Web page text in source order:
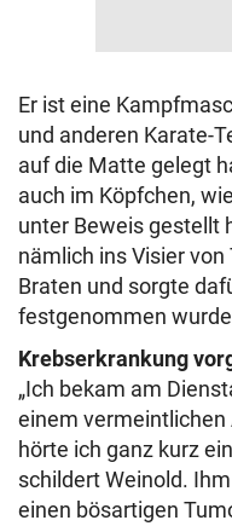
Er ist eine
und anderen Karate-
auf die Matte gelegt
auch im Köpfchen,
unter Beweis gestellt
nämlich ins Visier
Braten und sorgte
festgenommen
Krebserkrankung
„Ich bekam am
einem vermeintlichen
hörte ich ganz kurz
schildert Weinold.
einen bösartigen